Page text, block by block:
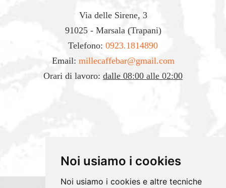
Noi usiamo i cookies
Noi usiamo i cookies e altre tecniche
Via delle Sirene, 3
91025 - Marsala (Trapani)
Telefono: 0923.1814890
Email: millecaffebar@gmail.com
Orari di lavoro: dalle 08:00 alle 02:00